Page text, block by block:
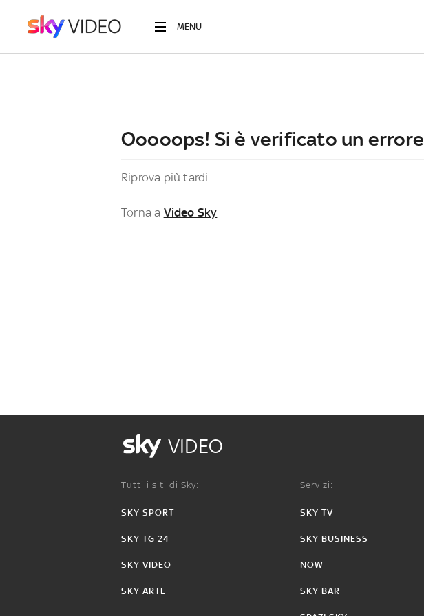
MENU
Ooooops! Si è verificato un errore
Riprova più tardi
Torna a Video Sky
VIDEO
Tutti i siti di Sky:
SKY SPORT
SKY TG 24
SKY VIDEO
SKY ARTE
Servizi:
SKY TV
SKY BUSINESS
NOW
SKY BAR